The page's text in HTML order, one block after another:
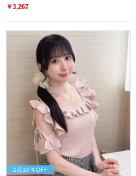
￥3,267
2点10％OFF